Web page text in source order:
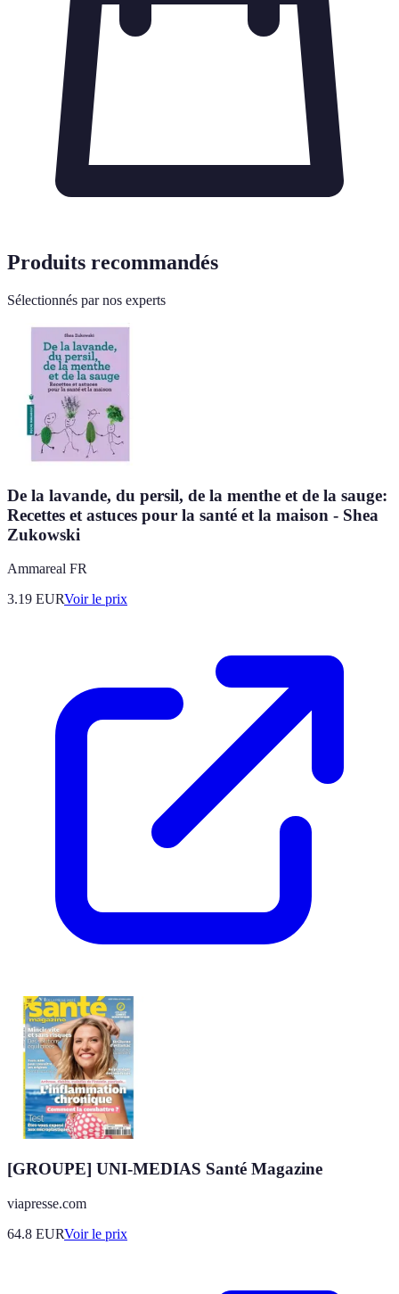
Produits recommandés
Sélectionnés par nos experts
De la lavande, du persil, de la menthe et de la sauge:
Recettes et astuces pour la santé et la maison - Shea
Zukowski
Ammareal FR
3.19 EURVoir le prix
[GROUPE] UNI-MEDIAS Santé Magazine
viapresse.com
64.8 EURVoir le prix